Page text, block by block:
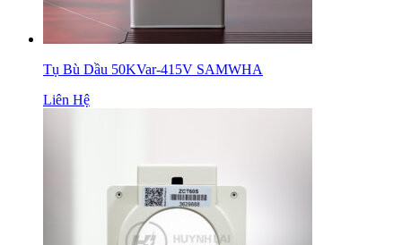
Tụ Bù Dầu 50KVar-415V SAMWHA
Liên Hệ